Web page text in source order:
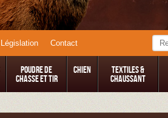
Législation Contact
Poudre de
Chasse et Tir
Chien
TEXTILES &
CHAUSSANT